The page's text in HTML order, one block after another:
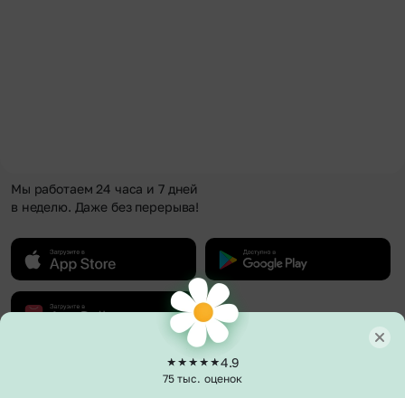
Мы работаем 24 часа и 7 дней
в неделю. Даже без перерыва!
4.9
75 тыс. оценок